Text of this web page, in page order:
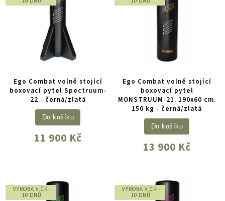
Ego Combat volně stojící
boxovací pytel Spectruum-
22 - černá/zlatá
11 900 Kč
Do košíku
Ego Combat volně stojící
boxovací pytel
MONSTRUUM-21. 190x60 cm.
150 kg - černá/zlatá
13 900 Kč
Do košíku
VÝROBA V ČR -
10 DNŮ
VÝROBA V ČR -
10 DNŮ